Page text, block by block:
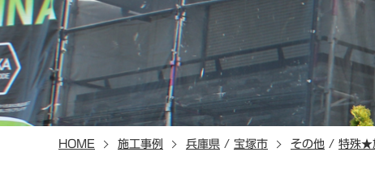
HOME 施工事例 兵庫県 / 宝塚市 その他 / 特殊★